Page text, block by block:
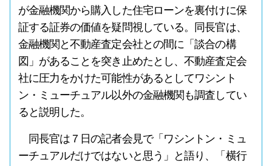
が金融機関から購入した住宅ローンを裏付けに保
証する証券の価値を疑問視している。同長官は、
金融機関と不動産査定会社との間に「談合の構
図」があることを突き止めたとし、不動産査定会
社に圧力をかけた可能性があるとしてワシント
ン・ミューチュアル以外の金融機関も調査してい
ると説明した。
同長官は７日の記者会見で「ワシントン・ミュ
ーチュアルだけではないと思う」と語り、「横行